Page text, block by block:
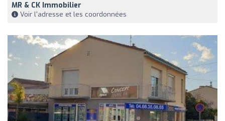
MR & CK Immobilier
Voir l'adresse et les coordonnées